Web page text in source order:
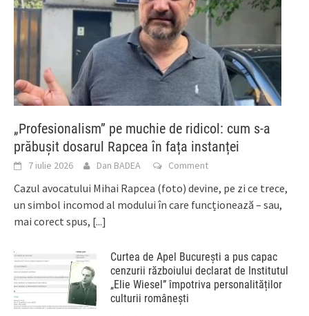
„Profesionalism” pe muchie de ridicol: cum s-a
prăbușit dosarul Rapcea în fața instanței
7 iulie 2026 Dan BADEA Comment
Cazul avocatului Mihai Rapcea (foto) devine, pe zi ce trece,
un simbol incomod al modului în care funcționează – sau,
mai corect spus, [...]
Curtea de Apel București a pus capac
cenzurii războiului declarat de Institutul
„Elie Wiesel” împotriva personalităților
culturii românești